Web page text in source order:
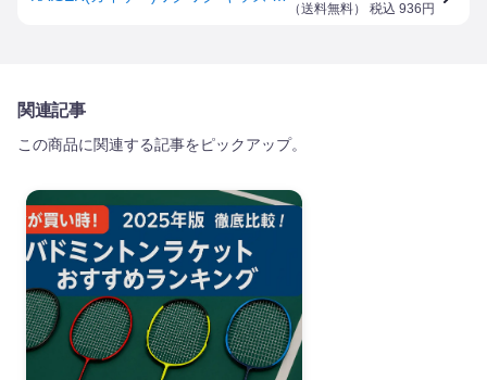
（送料無料） 税込 936 円
関連記事
この商品に関連する記事をピックアップ。